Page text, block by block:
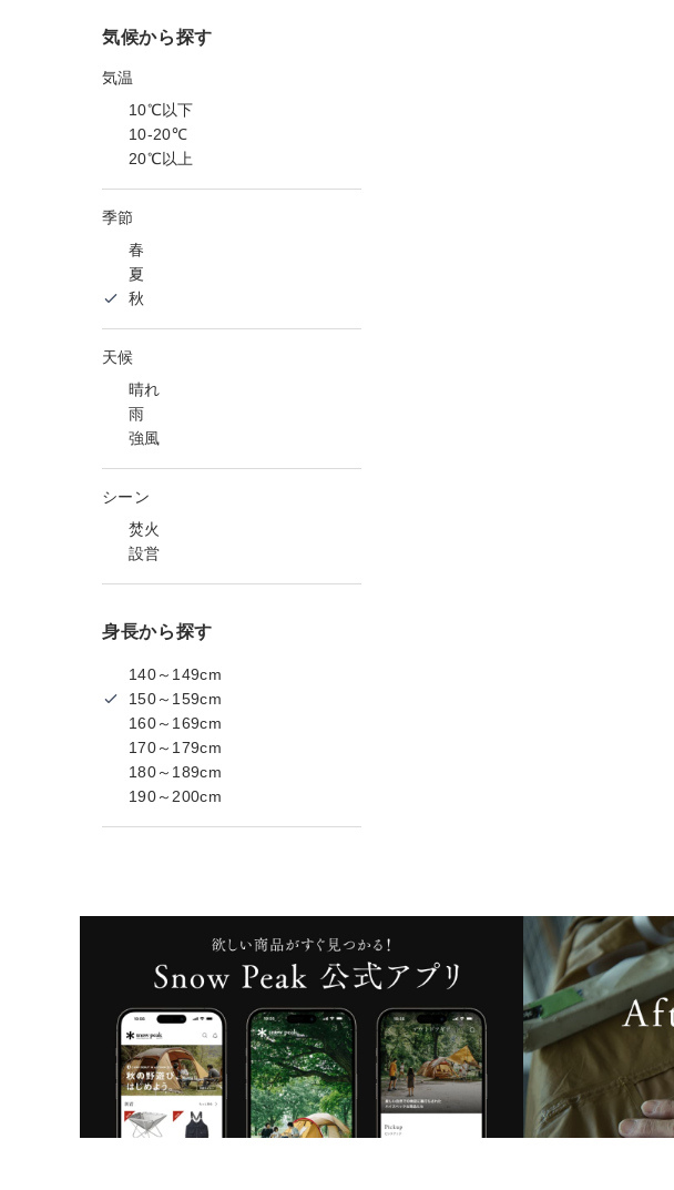
気候から探す
気温
10℃以下
10-20℃
20℃以上
季節
春
夏
秋
天候
晴れ
雨
強風
シーン
焚火
設営
身長から探す
140～149cm
150～159cm
160～169cm
170～179cm
180～189cm
190～200cm